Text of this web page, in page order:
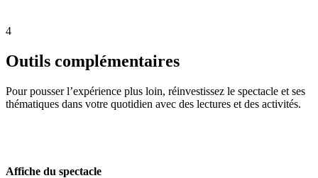
4
Outils complémentaires
Pour pousser l’expérience plus loin, réinvestissez le spectacle et ses
thématiques dans votre quotidien avec des lectures et des activités.
Affiche du spectacle